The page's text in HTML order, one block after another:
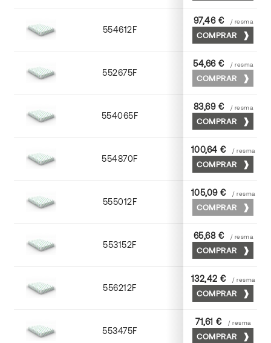
554612F 72 x 102
97,46 € / resma
COMPRAR
552675F 75 x 53
54,66 € / resma
COMPRAR
554065F 65 x 90
83,69 € / resma
COMPRAR
554870F 70 x 100
100,64 € / resma
COMPRAR
555012F 72 x 102
105,09 € / resma
COMPRAR
553152F 52 x 70
65,68 € / resma
COMPRAR
556212F 72 x 102
132,42 € / resma
COMPRAR
553475F 75 x 53
71,61 € / resma
COMPRAR